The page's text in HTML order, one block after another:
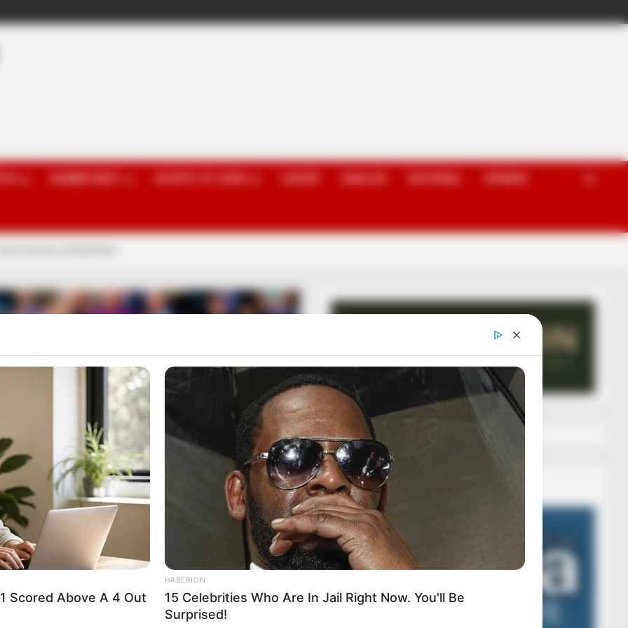
Veza AIBA
Video
Player
Scored Above A 4 Out
HABERION
15 Celebrities Who Are In Jail Right Now. You'll Be
Surprised!